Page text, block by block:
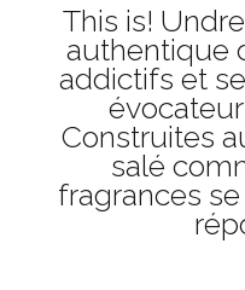
This is!
authentique
addictifs et
Construites
salé
fragrances